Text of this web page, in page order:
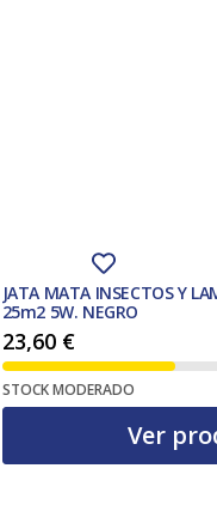
JATA MATA INSECTOS Y
25m2 5W. NEGRO
23,60 €
STOCK MODERADO
Ver